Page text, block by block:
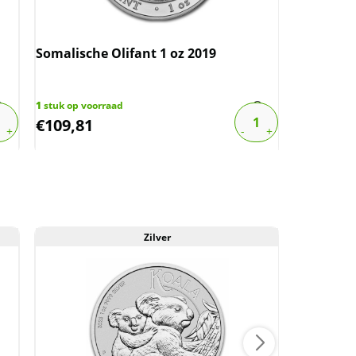
Somalische Olifant 1 oz 2019
1 stuk op voorraad
€109,81
Zilver